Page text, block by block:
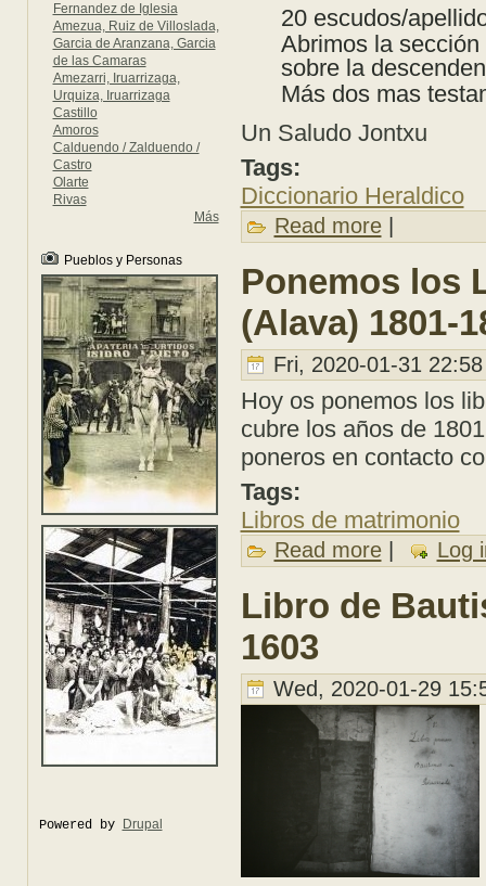
Fernandez de Iglesia
Amezua, Ruiz de Villoslada,
Garcia de Aranzana, Garcia
de las Camaras
Amezarri, Iruarrizaga,
Urquiza, Iruarrizaga
Castillo
Amoros
Calduendo / Zalduendo /
Castro
Olarte
Rivas
Más
Pueblos y Personas
Powered by Drupal
20 escudos/
Abrimos la
sobre la
Más dos mas
Un Saludo Jontxu
Tags:
Diccionario Heraldico
Read more about Diccionario
|
Ponemos los
(Alava) 1801-
Fri, 2020-01-31 22:58
Hoy os ponemos los
cubre los años de
poneros en contacto
Tags:
Libros de matrimonio
Read more about Ponemos
| Log
Libro de
1603
Wed, 2020-01-29